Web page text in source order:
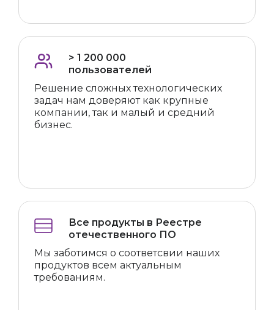
> 1 200 000
пользователей
Решение сложных технологических
задач нам доверяют как крупные
компании, так и малый и средний
бизнес.
Все продукты в Реестре
отечественного ПО
Мы заботимся о соответсвии наших
продуктов всем актуальным
требованиям.